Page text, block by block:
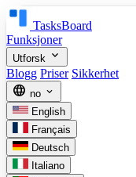
TasksBoard
Funksjoner
Utforsk expand_more
Blogg Priser Sikkerhet
language no expand_more
English
Français
Deutsch
Italiano